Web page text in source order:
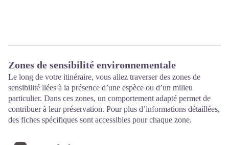
Zones de sensibilité environnementale
Le long de votre itinéraire, vous allez traverser des zones de
sensibilité liées à la présence d’une espèce ou d’un milieu
particulier. Dans ces zones, un comportement adapté permet de
contribuer à leur préservation. Pour plus d’informations détaillées,
des fiches spécifiques sont accessibles pour chaque zone.